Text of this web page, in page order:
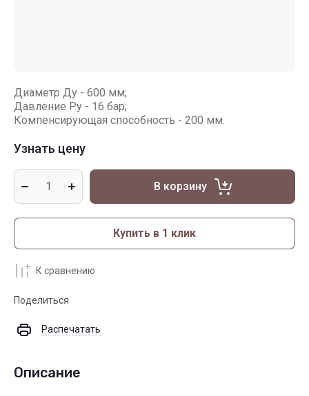
Диаметр Ду - 600 мм;
Давление Ру - 16 бар;
Компенсирующая способность - 200 мм.
Узнать цену
В корзину
Купить в 1 клик
К сравнению
Поделиться
Распечатать
Описание